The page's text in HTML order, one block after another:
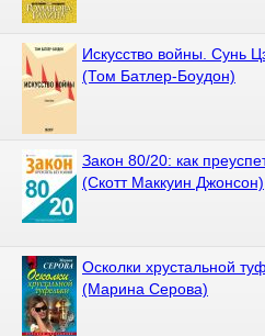
Искусство войны. Сунь
(Том Батлер-Боудон)
Закон 80/20: как
(Скотт Маккуин Джонсон)
Осколки хрустальной
(Марина Серова)